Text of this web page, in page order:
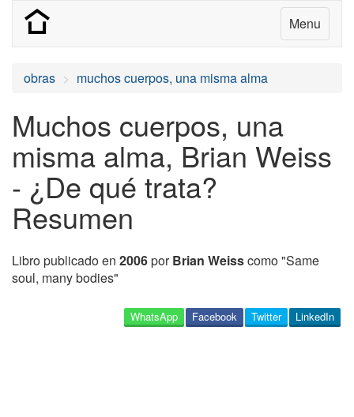
Menu
obras muchos cuerpos, una misma alma
Muchos cuerpos, una
misma alma, Brian Weiss
- ¿De qué trata?
Resumen
Libro publicado en 2006porBrian Weisscomo "Same
soul, many bodies"
LinkedIn
Twitter
Facebook
WhatsApp